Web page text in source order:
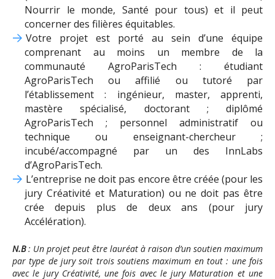
Nourrir le monde, Santé pour tous) et il peut
concerner des filières équitables.
Votre projet est porté au sein d’une équipe
comprenant au moins un membre de la
communauté AgroParisTech : étudiant
AgroParisTech ou affilié ou tutoré par
l’établissement : ingénieur, master, apprenti,
mastère spécialisé, doctorant ; diplômé
AgroParisTech ; personnel administratif ou
technique ou enseignant-chercheur ;
incubé/accompagné par un des InnLabs
d’AgroParisTech.
L’entreprise ne doit pas encore être créée (pour les
jury Créativité et Maturation) ou ne doit pas être
crée depuis plus de deux ans (pour jury
Accélération).
N.B: Un projet peut être lauréat à raison d’un soutien maximum
par type de jury soit trois soutiens maximum en tout : une fois
avec le jury Créativité, une fois avec le jury Maturation et une